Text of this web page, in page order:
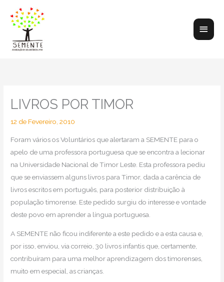
content
Main
LIVROS POR TIMOR
12 de Fevereiro, 2010
Foram vários os Voluntários que alertaram a SEMENTE para o
apelo de uma professora portuguesa que se encontra a lecionar
na Universidade Nacional de Timor Leste. Esta professora pediu
que se enviassem alguns livros para Timor, dada a carência de
livros escritos em português, para posterior distribuição à
população timorense. Este pedido surgiu do interesse e vontade
deste povo em aprender a língua portuguesa.
A SEMENTE não ficou indiferente a este pedido e a esta causa e,
por isso, enviou, via correio, 30 livros infantis que, certamente,
contribuíram para uma melhor aprendizagem dos timorenses,
muito em especial, as crianças.